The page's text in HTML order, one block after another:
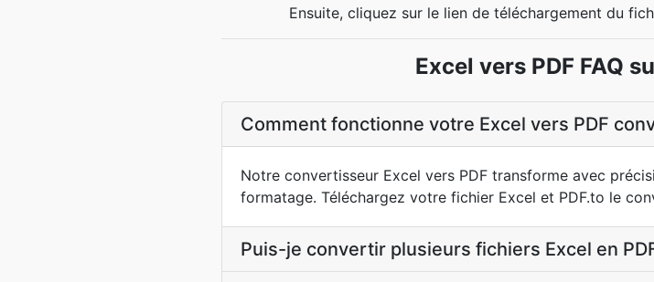
Ensuite, cliquez sur le lien de téléchargement du
Excel vers PDF FAQ
Comment fonctionne votre Excel vers PDF
Notre convertisseur Excel vers PDF transforme avec
formatage. Téléchargez votre fichier Excel et PDF.to le
Puis-je convertir plusieurs fichiers Excel en